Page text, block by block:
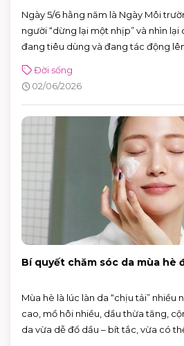
Ngày 5/6 hằng năm là Ngày Môi
người “dừng lại một nhịp” và nhìn lại
đang tiêu dùng và đang tác động
đến hành động vì khí hậu, với sự
tại Azerbaijan.
Đời sống
02/06/2026
Bí quyết chăm sóc da mùa hè
Mùa hè là lúc làn da “chịu tải” nhiều
cao, mồ hôi nhiều, dầu thừa tăng,
da vừa dễ đổ dầu – bít tắc, vừa có